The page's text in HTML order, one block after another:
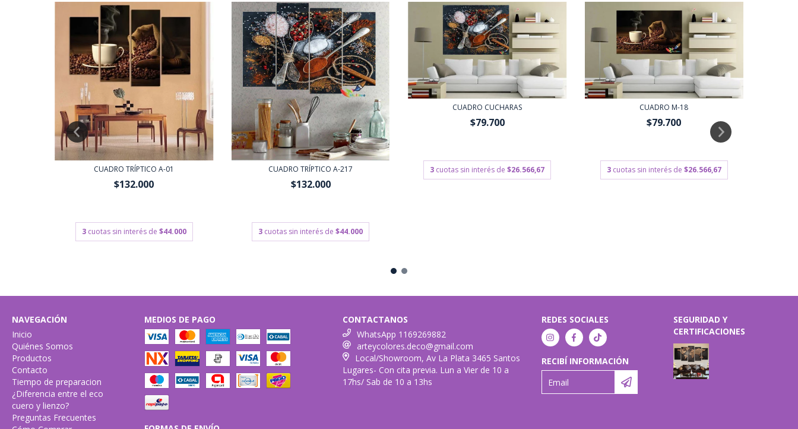
CUADRO TRÍPTICO A-01
$132.000
3 cuotas sin interés de $44.000
CUADRO TRÍPTICO A-217
$132.000
3 cuotas sin interés de$44.000
CUADRO CUCHARAS
$79.700
3 cuotas sin interés de$26.566,67
CUADRO M-18
$79.700
Transferencia o depósito
3 cuotas sin interés de $26.566,67
NAVEGACIÓN
Inicio
Quiénes Somos
Productos
Contacto
Tiempo de preparacion
¿Diferencia entre el eco
cuero y lienzo?
Preguntas Frecuentes
MEDIOS DE PAGO
CONTACTANOS
WhatsApp 1169269882
arteycolores.deco@gmail.com
Local/Showroom, Av La Plata 3465 Santos
Lugares- Con cita previa. Lun a Vier de 10 a
17hs/ Sab de 10 a 13hs
REDES SOCIALES
RECIBÍ INFORMACIÓN
SEGURIDAD Y
CERTIFICACIONES